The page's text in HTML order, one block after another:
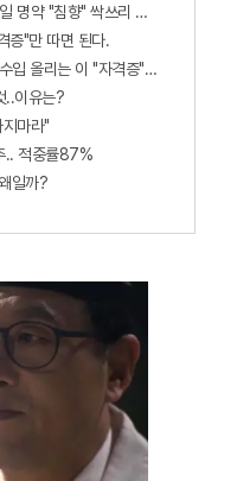
명약 "침향" 싹쓰리 완판!! 왜 난리났
증"만 따면 된다.
올리는 이 "자격증"에 몰리는 이유
..이유는?
마라"
.. 적중률87%
일까?